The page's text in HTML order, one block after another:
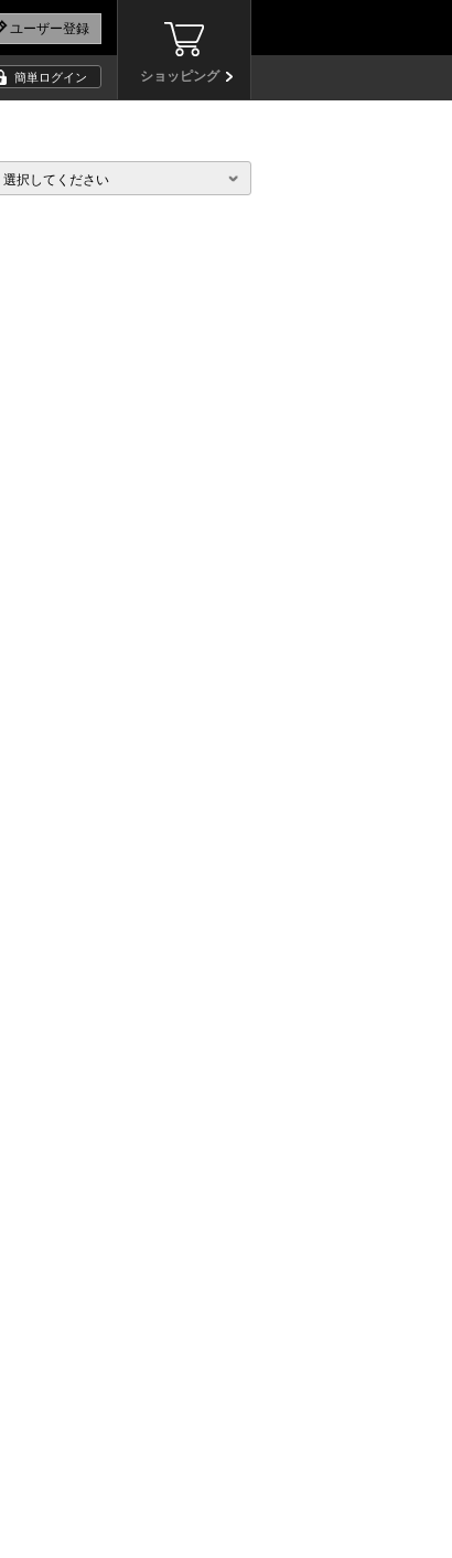
ショッピング
簡単ログイン
選択してください